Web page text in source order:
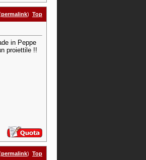
permalink) Top
in Peppe
proiettile !!
permalink) Top